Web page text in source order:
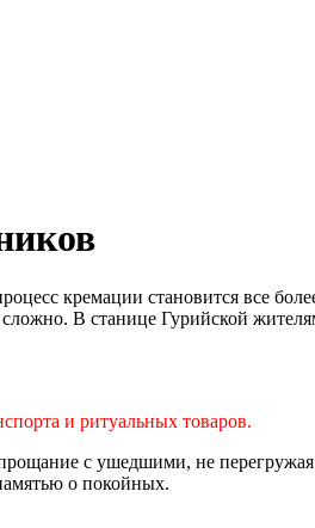
кремации становится все
В станице Гурийской
и ритуальных товаров.
с ушедшими, не
о покойных.